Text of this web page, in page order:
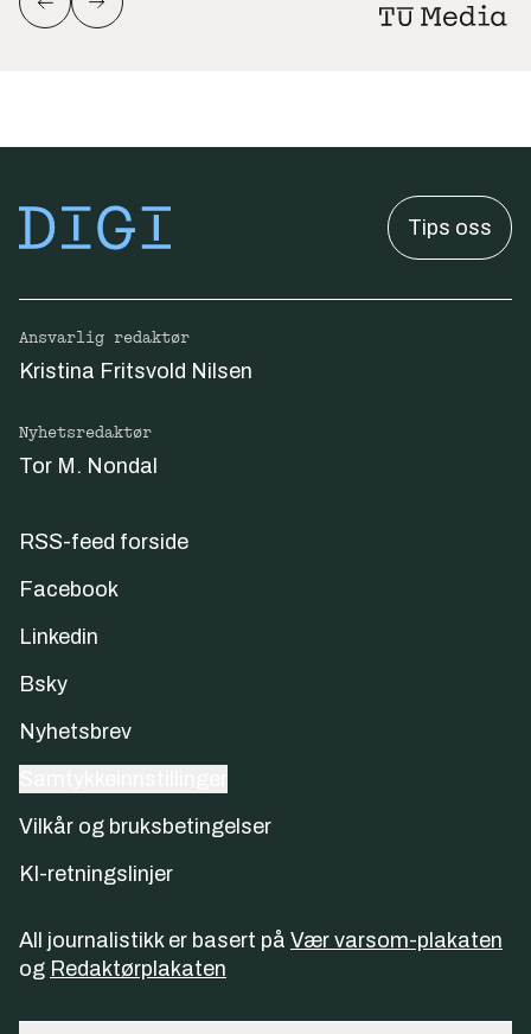
Tips oss
Ansvarlig redaktør
Kristina Fritsvold Nilsen
Nyhetsredaktør
Tor M. Nondal
RSS-feed forside
Facebook
Linkedin
Bsky
Nyhetsbrev
Vilkår og bruksbetingelser
KI-retningslinjer
All journalistikk er basert på Vær varsom-plakaten
og Redaktørplakaten